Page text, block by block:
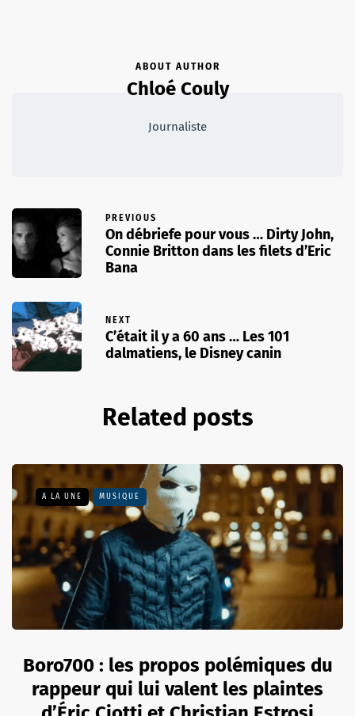
ABOUT AUTHOR
Chloé Couly
Journaliste
PREVIOUS
On débriefe pour vous … Dirty John,
Connie Britton dans les filets d’Eric
Bana
NEXT
C’était il y a 60 ans … Les 101
dalmatiens, le Disney canin
Related posts
A LA UNE MUSIQUE
Boro700 : les propos polémiques du
rappeur qui lui valent les plaintes